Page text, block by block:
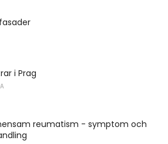
i Prag
reumatism - symptom och